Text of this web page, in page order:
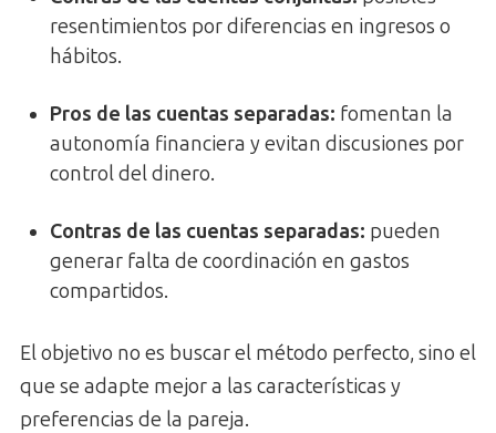
resentimientos por diferencias en ingresos o
hábitos.
Pros de las cuentas separadas: fomentan la
autonomía financiera y evitan discusiones por
control del dinero.
Contras de las cuentas separadas: pueden
generar falta de coordinación en gastos
compartidos.
El objetivo no es buscar el método perfecto, sino el
que se adapte mejor a las características y
preferencias de la pareja.